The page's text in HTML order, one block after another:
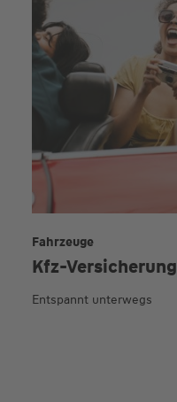
Kfz-Versicherung
Fahrzeuge
Entspannt unterwegs